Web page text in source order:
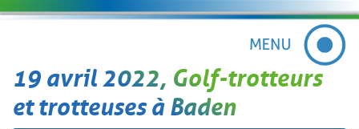
19 avril 2022, Golf-trotteurs
et trotteuses à Baden